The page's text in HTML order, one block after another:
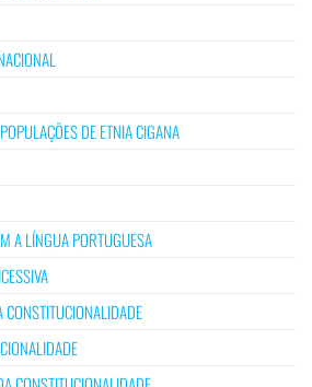
DE ETNIA CIGANA
A LÍNGUA PORTUGUESA
CONSTITUCIONALIDADE